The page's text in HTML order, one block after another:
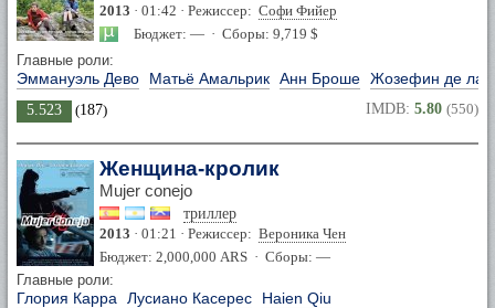
2013 · 01:42 · Режиссер: Софи Фийер
Бюджет: — · Сборы: 9,719 $
Главные роли:
Эммануэль Дево Матьё Амальрик Анн Броше Жозефин де ла
5.523 (187) IMDB: 5.80 (550)
Женщина-кролик
Mujer conejo
триллер
2013 · 01:21 · Режиссер: Вероника Чен
Бюджет: 2,000,000 ARS · Сборы: —
Главные роли:
Глория Карра Лусиано Касерес Haien Qiu